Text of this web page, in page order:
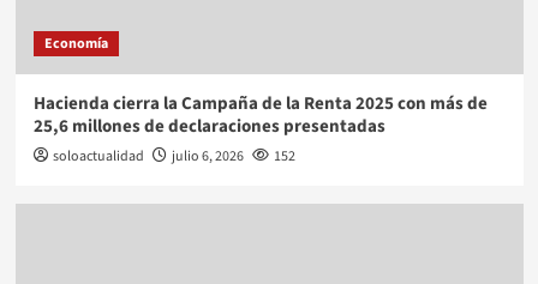
Economía
Hacienda cierra la Campaña de la Renta 2025 con más de
25,6 millones de declaraciones presentadas
soloactualidad julio 6, 2026 152